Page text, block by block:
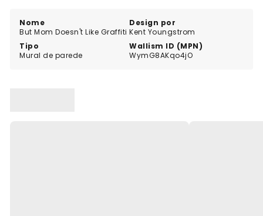
Nome
But Mom Doesn't Like Graffiti
Design por
Kent Youngstrom
Tipo
Mural de parede
Wallism ID (MPN)
WymG8AKqo4jO
Doesn't Like Graffiti".